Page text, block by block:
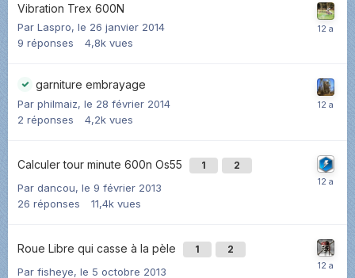
Vibration Trex 600N
Par Laspro, le 26 janvier 2014
9 réponses 4,8k vues
garniture embrayage
Par philmaiz, le 28 février 2014
2 réponses 4,2k vues
Calculer tour minute 600n Os55 1 2
Par dancou, le 9 février 2013
26 réponses 11,4k vues
Roue Libre qui casse à la pèle 1 2
Par fisheye, le 5 octobre 2013